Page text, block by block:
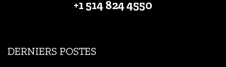
+1 514 824 4550
DERNIERS POSTES